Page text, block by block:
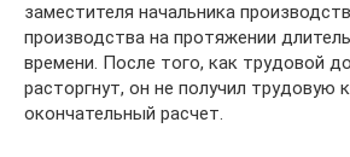
заместителя начальника
производства на протяжении
времени. После того, как трудовой
расторгнут, он не получил трудовую
окончательный расчет.